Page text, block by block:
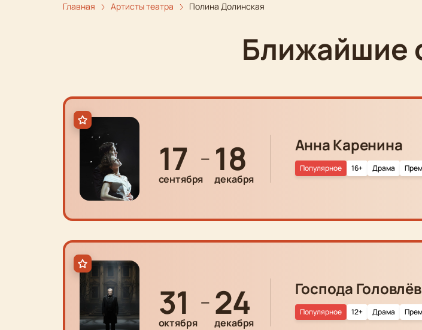
Главная Артисты театра Полина Долинская
Ближайшие
17
сентября
— 18
декабря
Анна Каренина
16+ Драма
Популярное
31
октября
— 24
декабря
Господа
12+ Драма
Популярное